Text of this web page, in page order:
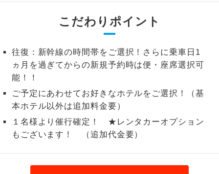
こだわりポイント
往復：新幹線の時間帯をご選択！さらに乗車日1
ヵ月を過ぎてからの新規予約時は便・座席選択可
能！！
ご予定にあわせてお好きなホテルをご選択！（基
本ホテル以外は追加料金要）
１名様より催行確定！ ★レンタカーオプション
もございます！ （追加代金要）
大浴場
く）
お部屋食
お部屋にてゆっくりとお召し上がりいた
トラベルイヤ
ホン
周りの音を気にせず、ガイドさんの説明
1名様催行
1名様から出発可能な個人型プランで
2名様から出発可能な個人型プランで